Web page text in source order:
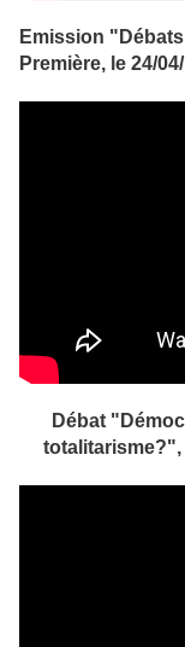
Emission
Première, le 24/
Débat
totalitarisme?",